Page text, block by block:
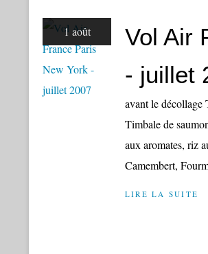
1 août
Vol Air
- juillet
avant le décollage
Timbale de
aux aromates, riz
Camembert,
LIRE LA SUITE